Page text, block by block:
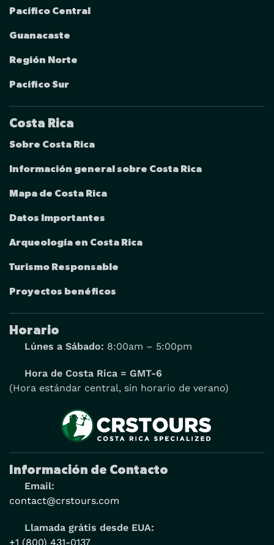
Pacífico Central
Guanacaste
Región Norte
Pacífico Sur
Costa Rica
Sobre Costa Rica
Información general sobre Costa Rica
Mapa de Costa Rica
Datos Importantes
Arqueología en Costa Rica
Turismo Responsable
Proyectos benéficos
Horario
Lúnes a Sábado: 8:00am – 5:00pm
Hora de Costa Rica = GMT-6
(Hora estándar central, sin horario de verano)
Información de Contacto
Email:
contact@crstours.com
Llamada grátis desde EUA:
+1 (800) 431-0137